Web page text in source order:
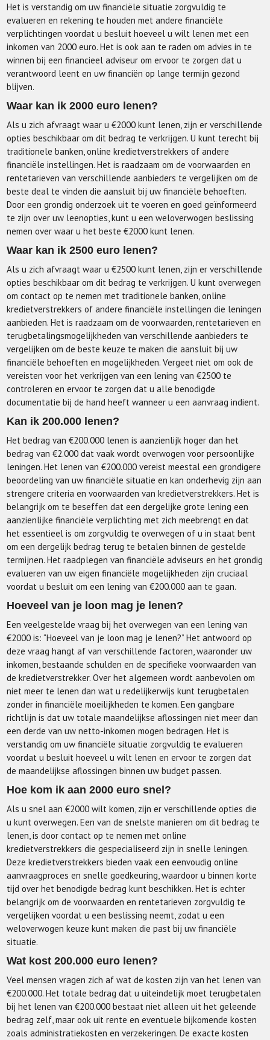
Het is verstandig om uw financiële situatie zorgvuldig te
evalueren en rekening te houden met andere financiële
verplichtingen voordat u besluit hoeveel u wilt lenen met een
inkomen van 2000 euro. Het is ook aan te raden om advies in te
winnen bij een financieel adviseur om ervoor te zorgen dat u
verantwoord leent en uw financiën op lange termijn gezond
blijven.
Waar kan ik 2000 euro lenen?
Als u zich afvraagt waar u €2000 kunt lenen, zijn er verschillende
opties beschikbaar om dit bedrag te verkrijgen. U kunt terecht bij
traditionele banken, online kredietverstrekkers of andere
financiële instellingen. Het is raadzaam om de voorwaarden en
rentetarieven van verschillende aanbieders te vergelijken om de
beste deal te vinden die aansluit bij uw financiële behoeften.
Door een grondig onderzoek uit te voeren en goed geïnformeerd
te zijn over uw leenopties, kunt u een weloverwogen beslissing
nemen over waar u het beste €2000 kunt lenen.
Waar kan ik 2500 euro lenen?
Als u zich afvraagt waar u €2500 kunt lenen, zijn er verschillende
opties beschikbaar om dit bedrag te verkrijgen. U kunt overwegen
om contact op te nemen met traditionele banken, online
kredietverstrekkers of andere financiële instellingen die leningen
aanbieden. Het is raadzaam om de voorwaarden, rentetarieven en
terugbetalingsmogelijkheden van verschillende aanbieders te
vergelijken om de beste keuze te maken die aansluit bij uw
financiële behoeften en mogelijkheden. Vergeet niet om ook de
vereisten voor het verkrijgen van een lening van €2500 te
controleren en ervoor te zorgen dat u alle benodigde
documentatie bij de hand heeft wanneer u een aanvraag indient.
Kan ik 200.000 lenen?
Het bedrag van €200.000 lenen is aanzienlijk hoger dan het
bedrag van €2.000 dat vaak wordt overwogen voor persoonlijke
leningen. Het lenen van €200.000 vereist meestal een grondigere
beoordeling van uw financiële situatie en kan onderhevig zijn aan
strengere criteria en voorwaarden van kredietverstrekkers. Het is
belangrijk om te beseffen dat een dergelijke grote lening een
aanzienlijke financiële verplichting met zich meebrengt en dat
het essentieel is om zorgvuldig te overwegen of u in staat bent
om een dergelijk bedrag terug te betalen binnen de gestelde
termijnen. Het raadplegen van financiële adviseurs en het grondig
evalueren van uw eigen financiële mogelijkheden zijn cruciaal
voordat u besluit om een lening van €200.000 aan te gaan.
Hoeveel van je loon mag je lenen?
Een veelgestelde vraag bij het overwegen van een lening van
€2000 is: “Hoeveel van je loon mag je lenen?” Het antwoord op
deze vraag hangt af van verschillende factoren, waaronder uw
inkomen, bestaande schulden en de specifieke voorwaarden van
de kredietverstrekker. Over het algemeen wordt aanbevolen om
niet meer te lenen dan wat u redelijkerwijs kunt terugbetalen
zonder in financiële moeilijkheden te komen. Een gangbare
richtlijn is dat uw totale maandelijkse aflossingen niet meer dan
een derde van uw netto-inkomen mogen bedragen. Het is
verstandig om uw financiële situatie zorgvuldig te evalueren
voordat u besluit hoeveel u wilt lenen en ervoor te zorgen dat
de maandelijkse aflossingen binnen uw budget passen.
Hoe kom ik aan 2000 euro snel?
Als u snel aan €2000 wilt komen, zijn er verschillende opties die
u kunt overwegen. Een van de snelste manieren om dit bedrag te
lenen, is door contact op te nemen met online
kredietverstrekkers die gespecialiseerd zijn in snelle leningen.
Deze kredietverstrekkers bieden vaak een eenvoudig online
aanvraagproces en snelle goedkeuring, waardoor u binnen korte
tijd over het benodigde bedrag kunt beschikken. Het is echter
belangrijk om de voorwaarden en rentetarieven zorgvuldig te
vergelijken voordat u een beslissing neemt, zodat u een
weloverwogen keuze kunt maken die past bij uw financiële
situatie.
Wat kost 200.000 euro lenen?
Veel mensen vragen zich af wat de kosten zijn van het lenen van
€200.000. Het totale bedrag dat u uiteindelijk moet terugbetalen
bij het lenen van €200.000 bestaat niet alleen uit het geleende
bedrag zelf, maar ook uit rente en eventuele bijkomende kosten
zoals administratiekosten en verzekeringen. De exacte kosten